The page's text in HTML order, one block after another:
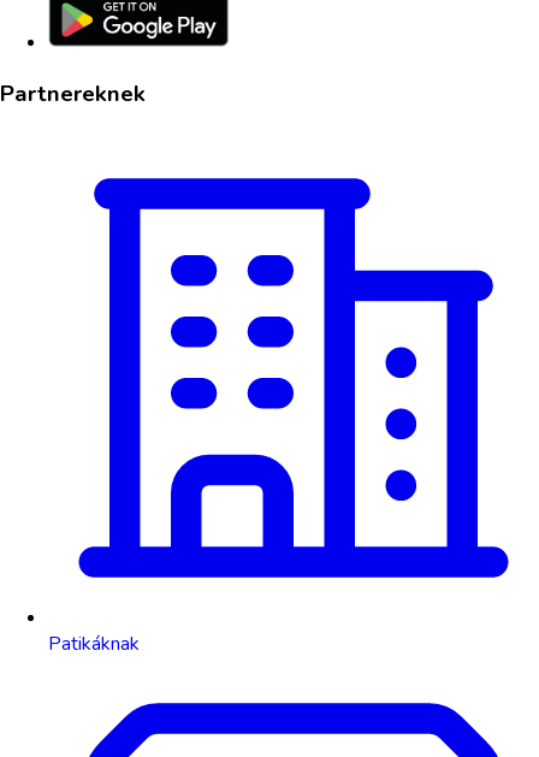
Partnereknek
Patikáknak